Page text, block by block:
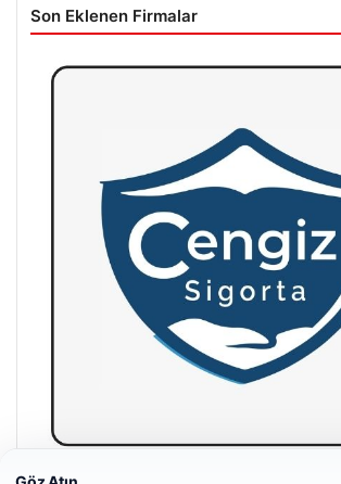
Son Eklenen Firmalar